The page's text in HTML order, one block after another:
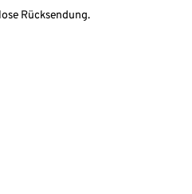
Rücksendung.